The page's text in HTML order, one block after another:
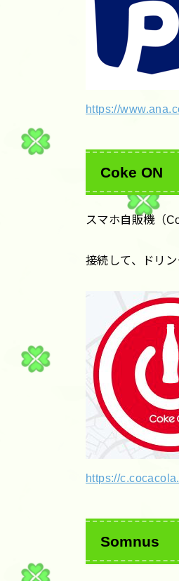
https://
Coke ON
スマホ自販機（
接続して、ドリ
https://
Somnus